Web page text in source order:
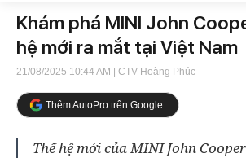
Khám phá MINI John
hệ mới ra mắt tại Việt Nam
21/08/2025 10:44 AM | CTV Hoàng Phúc
Thêm AutoPro trên Google
Thế hệ mới của MINI John